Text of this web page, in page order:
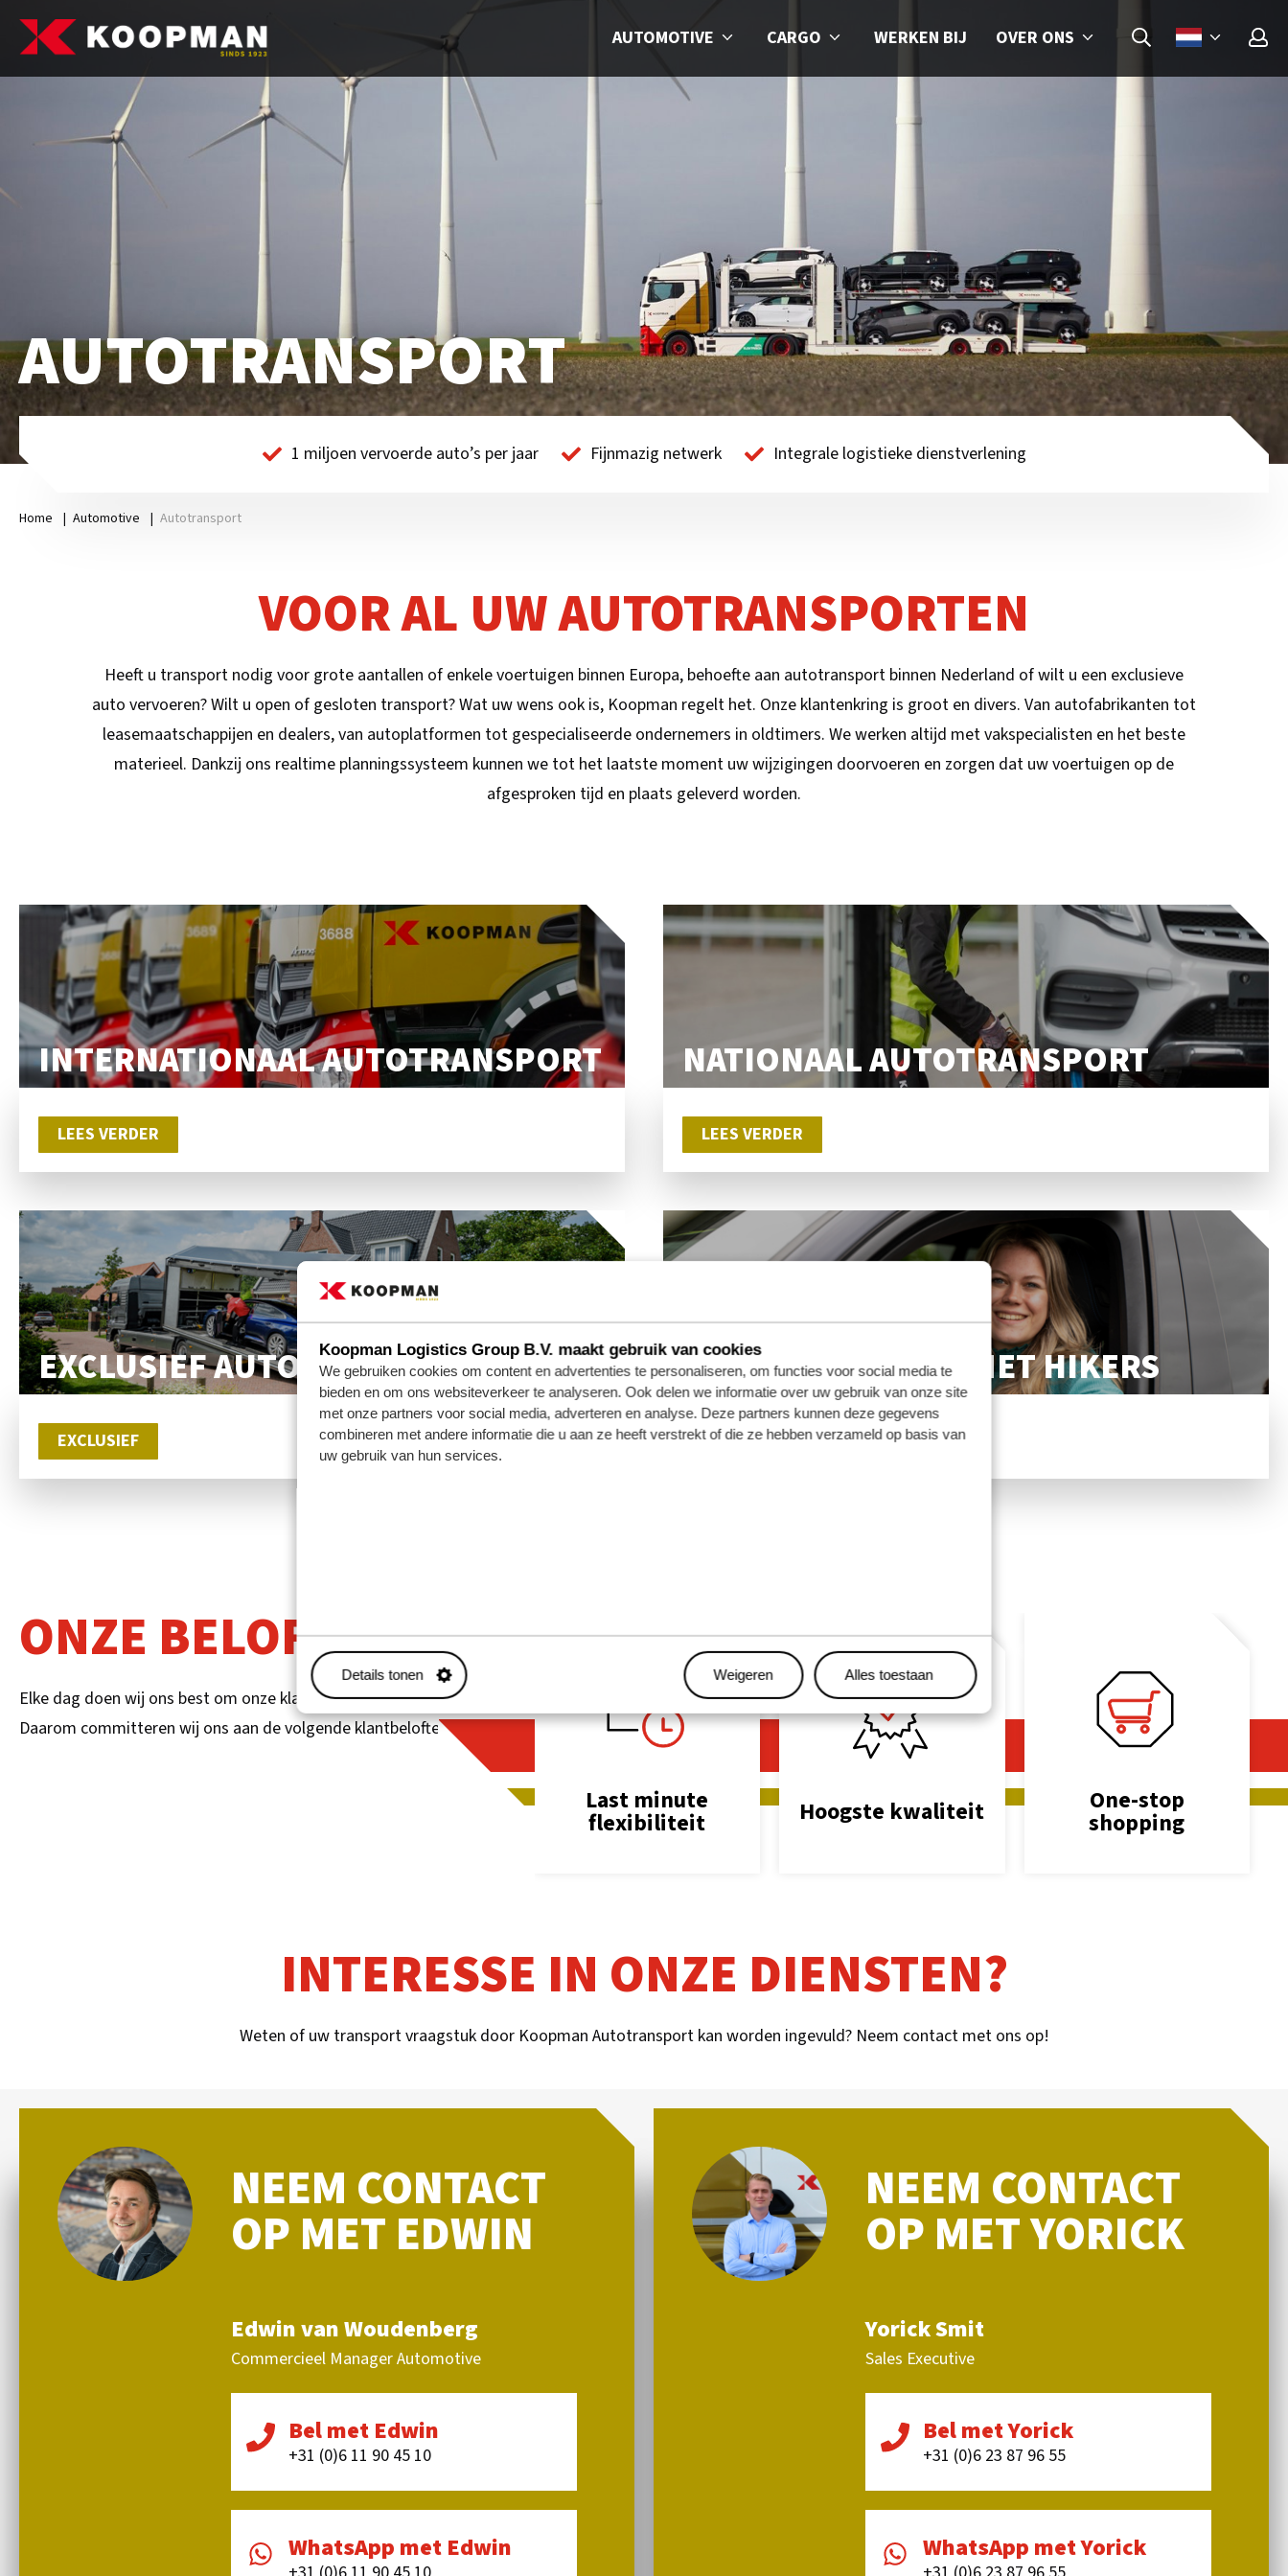
Koopman Logistics Group B.V. maakt gebruik van cookies
We gebruiken cookies om content en advertenties te personaliseren, om functies voor social media te
bieden en om ons websiteverkeer te analyseren. Ook delen we informatie over uw gebruik van onze site
met onze partners voor social media, adverteren en analyse. Deze partners kunnen deze gegevens
combineren met andere informatie die u aan ze heeft verstrekt of die ze hebben verzameld op basis van
uw gebruik van hun services.
Details tonen Weigeren Alles toestaan
AUTOMOTIVE CARGO WERKEN BIJ OVER ONS
AUTOTRANSPORT
1 miljoen vervoerde auto’s per jaar Fijnmazig netwerk Integrale logistieke dienstverlening
Home | Automotive | Autotransport
VOOR AL UW AUTOTRANSPORTEN
Heeft u transport nodig voor grote aantallen of enkele voertuigen binnen Europa, behoefte aan autotransport binnen Nederland of wilt u een exclusieve
auto vervoeren? Wilt u open of gesloten transport? Wat uw wens ook is, Koopman regelt het. Onze klantenkring is groot en divers. Van autofabrikanten tot
leasemaatschappijen en dealers, van autoplatformen tot gespecialiseerde ondernemers in oldtimers. We werken altijd met vakspecialisten en het beste
materieel. Dankzij ons realtime planningssysteem kunnen we tot het laatste moment uw wijzigingen doorvoeren en zorgen dat uw voertuigen op de
afgesproken tijd en plaats geleverd worden.
INTERNATIONAAL AUTOTRANSPORT
LEES VERDER
NATIONAAL AUTOTRANSPORT
LEES VERDER
EXCLUSIEF AUTOTRANSPORT
EXCLUSIEF
AUTOTRANSPORT MET HIKERS
LEES VERDER
ONZE BELOFTES
Elke dag doen wij ons best om onze klanten tevreden te stellen.
Daarom committeren wij ons aan de volgende klantbeloftes.
Last minute
flexibiliteit Hoogste kwaliteit One-stop
shopping
INTERESSE IN ONZE DIENSTEN?
Weten of uw transport vraagstuk door Koopman Autotransport kan worden ingevuld? Neem contact met ons op!
NEEM CONTACT
OP MET EDWIN
Edwin van Woudenberg
Commercieel Manager Automotive
Bel met Edwin
+31 (0)6 11 90 45 10
WhatsApp met Edwin
NEEM CONTACT
OP MET YORICK
Yorick Smit
Sales Executive
Bel met Yorick
+31 (0)6 23 87 96 55
WhatsApp met Yorick